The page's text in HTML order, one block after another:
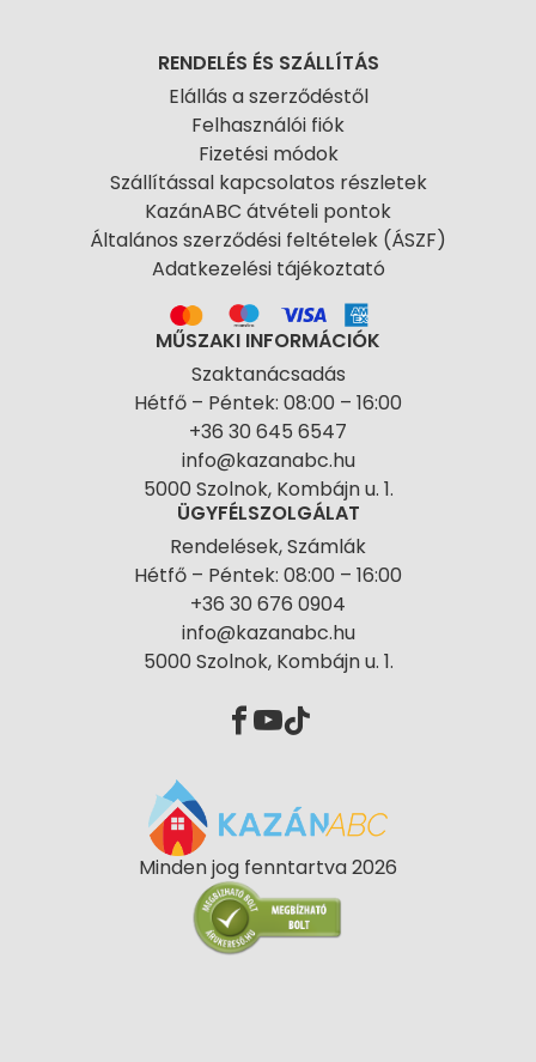
RENDELÉS ÉS SZÁLLÍTÁS
Elállás a szerződéstől
Felhasználói fiók
Fizetési módok
Szállítással kapcsolatos részletek
KazánABC átvételi pontok
Általános szerződési feltételek (ÁSZF)
Adatkezelési tájékoztató
MŰSZAKI INFORMÁCIÓK
Szaktanácsadás
Hétfő – Péntek: 08:00 – 16:00
+36 30 645 6547
info@kazanabc.hu
5000 Szolnok, Kombájn u. 1.
ÜGYFÉLSZOLGÁLAT
Rendelések, Számlák
Hétfő – Péntek: 08:00 – 16:00
+36 30 676 0904
info@kazanabc.hu
5000 Szolnok, Kombájn u. 1.
Minden jog fenntartva 2026